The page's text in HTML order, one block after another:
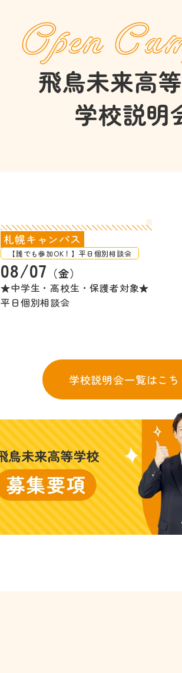
Open
飛鳥未来高
学校説明
札幌キャンパス
【誰でも参加OK！】平日個別相談会
08/07 （金）
★中学生・高校生・保護者対象★
平日個別相談会
学校説明会一覧はこち